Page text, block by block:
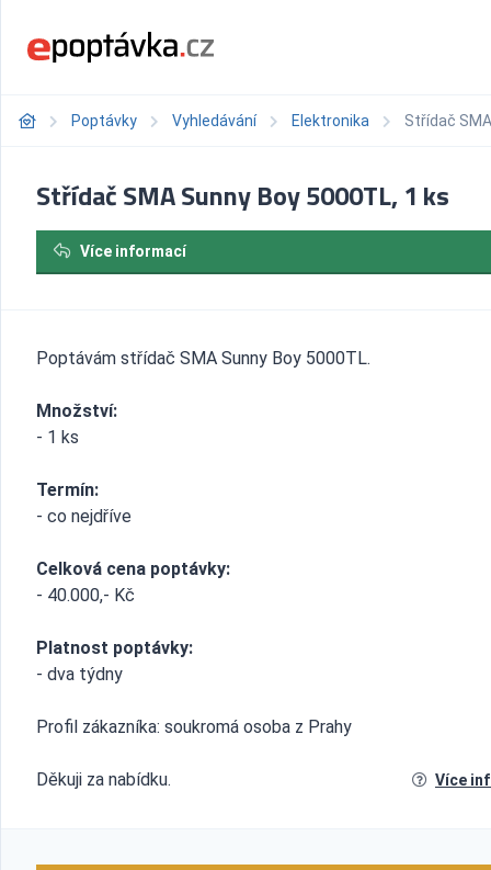
Poptávky Vyhledávání Elektronika Střídač
Střídač SMA Sunny Boy 5000TL, 1 ks
Více informací
Poptávám střídač SMA Sunny Boy 5000TL.
Množství:
- 1 ks
Termín:
- co nejdříve
Celková cena poptávky:
- 40.000,- Kč
Platnost poptávky:
- dva týdny
Profil zákazníka: soukromá osoba z Prahy
Děkuji za nabídku. Více